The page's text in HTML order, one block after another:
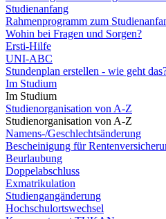
Studienanfang
Rahmenprogramm zum
Wohin bei Fragen und Sorgen?
Ersti-Hilfe
UNI-ABC
Stundenplan erstellen - wie geht
Im Studium
Im Studium
Studienorganisation von A-Z
Studienorganisation von A-Z
Namens-/Geschlechtsänderung
Bescheinigung für
Beurlaubung
Doppelabschluss
Exmatrikulation
Studiengangänderung
Hochschulortswechsel